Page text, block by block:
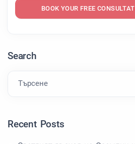
BOOK YOUR FREE
Search
Търсене
Recent Posts